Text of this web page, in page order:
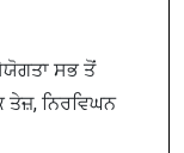
ਸਭ ਤੋਂ
ਨਿਰਵਿਘਨ